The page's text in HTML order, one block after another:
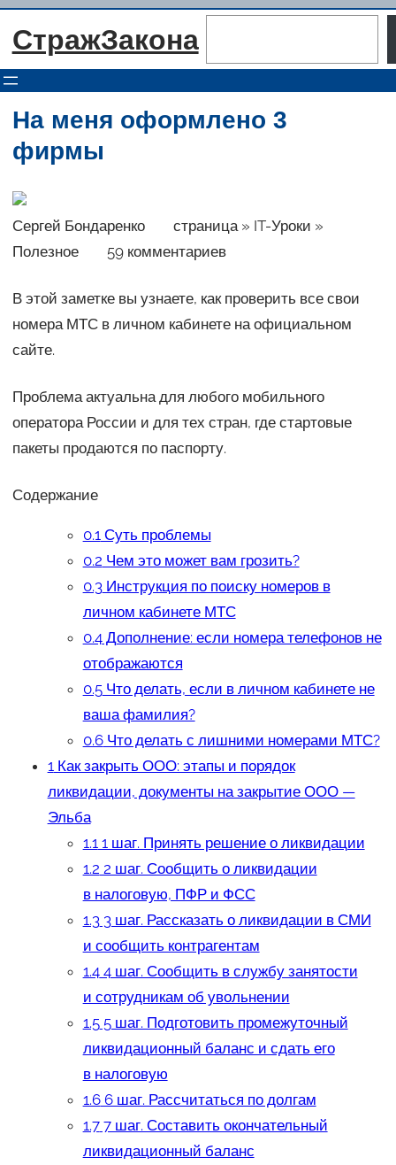
Перейти
СтражЗакона
На меня оформлено 3
фирмы
Сергей Бондаренко страница » IT-Уроки »
Полезное 59 комментариев
В этой заметке вы узнаете, как проверить все свои
номера МТС в личном кабинете на официальном
сайте.
Проблема актуальна для любого мобильного
оператора России и для тех стран, где стартовые
пакеты продаются по паспорту.
Содержание
0.1Суть проблемы
0.2 Чем это может вам грозить?
0.3Инструкция по поиску номеров в
личном кабинете МТС
0.4Дополнение: если номера телефонов не
отображаются
0.5Что делать, если в личном кабинете не
ваша фамилия?
0.6Что делать с лишними номерами МТС?
1Как закрыть ООО: этапы и порядок
ликвидации, документы на закрытие ООО —
Эльба
1.11 шаг. Принять решение о ликвидации
1.2 2 шаг. Сообщить о ликвидации
в налоговую, ПФР и ФСС
1.33 шаг. Рассказать о ликвидации в СМИ
и сообщить контрагентам
1.44 шаг. Сообщить в службу занятости
и сотрудникам об увольнении
1.55 шаг. Подготовить промежуточный
ликвидационный баланс и сдать его
в налоговую
1.66 шаг. Рассчитаться по долгам
1.77 шаг. Составить окончательный
ликвидационный баланс